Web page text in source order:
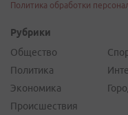
Политика обработки
Рубрики
Общество
Политика
Экономика
Происшествия